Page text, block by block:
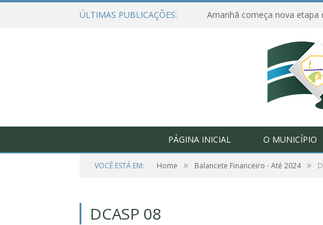
ÚLTIMAS PUBLICAÇÕES:
PÁGINA INICIAL O MUNICÍPIO
VOCÊ ESTÁ EM: Home » Balancete Financeiro - Até 2024 »
DCASP 08